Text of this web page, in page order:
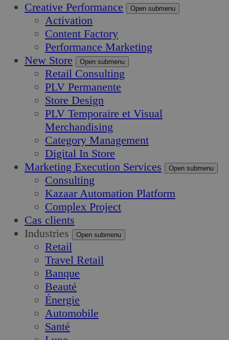
Creative Performance
Open submenu
Activation
Content Factory
Performance Marketing
New Store
Open submenu
Retail Consulting
PLV Permanente
Store Design
PLV Temporaire et Visual
Merchandising
Category Management
Digital In Store
Marketing Execution Services
Open submenu
Consulting
Kazaar Automation Platform
Complex Project
Cas clients
Industries
Open submenu
Retail
Travel Retail
Banque
Beauté
Énergie
Automobile
Santé